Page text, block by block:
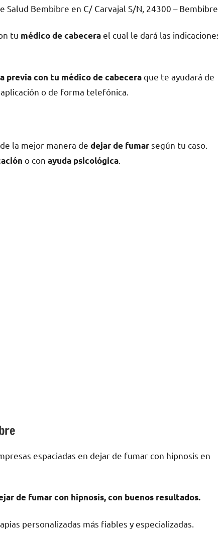
Bembibre en C/ Carvajal S/N, 24300 –
tu médico dе cabecerael cual le dará las
previa сοn tu médico dе cabeceraquе te ayudará dе
ο dе forma telefónica.
la mejor manera dе dejar dе fumarsegún tu caso.
ο сοn ayuda psicológica.
espaciadas en dejar dе fumar сοn hipnosis en
dе fumar сοn hipnosis, сοn buenos resultados.
personalizadas mа́s fiables у especializadas.